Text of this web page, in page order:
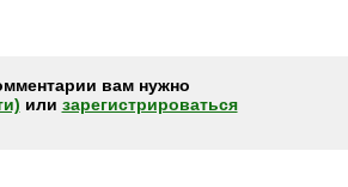
вам нужно
или зарегистрироваться